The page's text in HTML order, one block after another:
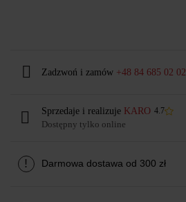
Zadzwoń i zamów +48 84 685 02 02
Sprzedaje i realizuje KARO 4.7
Dostępny tylko online
! Darmowa dostawa od 300 zł